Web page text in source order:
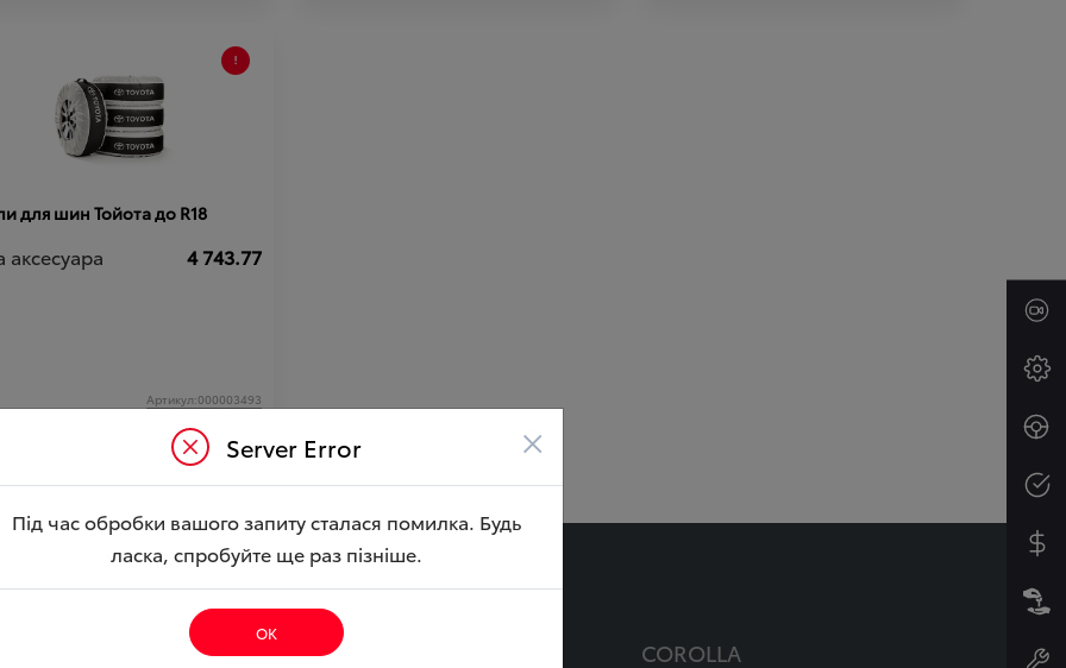
для шин Тойота до R18
аксесуара 4 743.77
Артикул:000003493
CAMRY Гібрид
COROLLA
Server Error ×
Під час обробки вашого запиту сталася помилка. Будь
ласка, спробуйте ще раз пізніше.
ОК